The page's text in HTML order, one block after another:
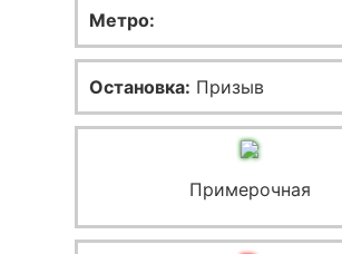
Метро:
Остановка: Призыв
Примерочная